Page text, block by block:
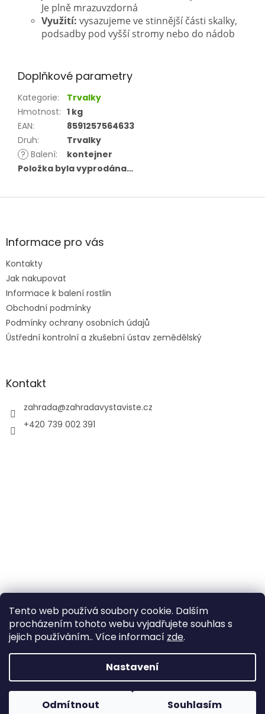
Tento web používá soubory cookie. Dalším
procházením tohoto webu vyjadřujete souhlas s
jejich používáním.. Více informací zde.
Nastavení
Odmítnout Souhlasím
Je plně mrazuvzdorná
Využití: vysazujeme ve stinnější části skalky,
podsadby pod vyšší stromy nebo do nádob
Doplňkové parametry
Kategorie:
Trvalky
Hmotnost: 1 kg
EAN:
8591257564633
Druh:
Trvalky
? Balení:
kontejner
Položka byla vyprodána…
Z
aInformace pro vás
Kontakty
Jak nakupovat
Informace k balení rostlin
Obchodní podmínky
Podmínky ochrany osobních údajů
Ústřední kontrolní a zkušební ústav zemědělský
Kontakt
zahrada@zahradavystaviste.cz
+420 739 002 391
Vytvořil Shoptet
Copyright 2026Zahrada Výstaviště. Všechna práva
vyhrazena.
Upravit nastavení cookies